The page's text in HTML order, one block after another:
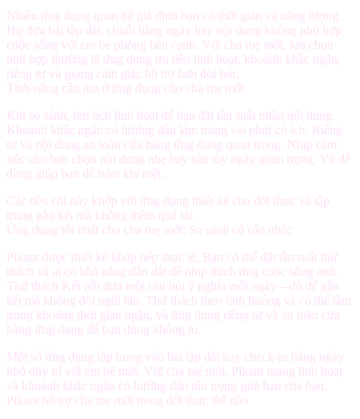
Nhiều ứng dụng quan hệ giả định bạn có thời gian và năng lượng.
Họ đưa bài tập dài, chuỗi hằng ngày hay nội dung không phù hợp
cuộc sống với em bé phòng bên cạnh. Với cha mẹ mới, lựa chọn
phù hợp thường là ứng dụng ưu tiên linh hoạt, khoảnh khắc ngắn,
riêng tư và giọng cảm giác hỗ trợ hơn đòi hỏi.
Tính năng cần tìm ở ứng dụng cho cha mẹ mới
Khi so sánh, tìm lịch linh hoạt để bạn đặt tần suất nhận nội dung.
Khoảnh khắc ngắn có hướng dẫn làm trong vài phút có ích.
Riêng
tư và nội dung an toàn cửa hàng ứng dụng quan trọng.
Nhịp cảm
xúc cho bạn chọn nội dung nhẹ hay sâu tùy ngày quan trọng. Và dễ
dùng giúp bạn dễ bám khi mệt.
Các tiêu chí này khớp với ứng dụng thiết kế cho đời thực và tập
trung gắn kết mà không thêm quá tải.
Ứng dụng tốt nhất cho cha mẹ mới: So sánh có cân nhắc
Pikant được thiết kế khớp nếp thực tế. Bạn có thể đặt tần suất thử
thách và ai có khả năng dẫn dắt để nhịp thích ứng cuộc sống mới.
Thử thách Kết nối đưa một câu hỏi ý nghĩa mỗi ngày—đủ để gắn
kết mà không đòi ngồi lâu. Thử thách theo tình huống và có thể làm
trong khoảng thời gian ngắn, và ứng dụng riêng tư và an toàn cửa
hàng ứng dụng để bạn dùng không lo.
Một số ứng dụng tập trung vào bài tập dài hay check-in hằng ngày
khó duy trì với em bé mới. Với cha mẹ mới, Pikant mang linh hoạt
và khoảnh khắc ngắn có hướng dẫn tôn trọng giới hạn của bạn.
Pikant hỗ trợ cha mẹ mới trong đời thực thế nào